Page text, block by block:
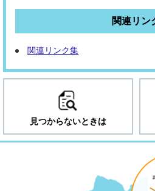
関連リン
関連リンク集
見つからないときは